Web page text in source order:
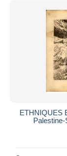
ETHNIQUES